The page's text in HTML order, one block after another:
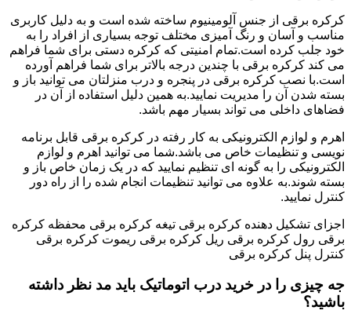
کرکره برقی از جنس آلومینیوم ساخته شده است و به دلیل کاربری
مناسب و آسان و رنگ آمیزی مختلف توجه بسیاری از افراد را به
خود جلب کرده است.تمام امنیتی که کرکره دستی برای شما فراهم
می کند کرکره برقی با چندین درجه بالاتر برای شما فراهم آورده
است.با نصب کرکره برقی در پنجره و درب منزلتان می توانید باز و
بسته شدن آن را مدیریت نمایید.به همین دلیل استفاده از آن در
فضاهای داخلی می تواند بسیار مهم باشد.
اهرم و لوازم الکترونیکی به کار رفته در کرکره برقی قابل برنامه
نویسی و تنظیمات خاص می باشد.شما می توانید اهرم و لوازم
الکترونیکی را به گونه ای تنظیم نمایید که در یک زمان خاص باز و
بسته شوند.به علاوه می توانید تنظیمات انجام شده را از راه دور
کنترل نمایید.
اجزای تشکیل دهنده کرکره برقی تیغه کرکره برقی محفظه کرکره
برقی رول کرکره برقی ریل کرکره برقی ریموت کرکره برقی
کنترل پنل کرکره برقی
جه چیزی را در خرید درب اتوماتیک باید مد نظر داشته
باشید؟